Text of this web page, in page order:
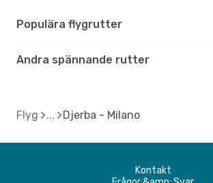
Populära flygrutter
Andra spännande rutter
Flyg Djerba - Milano
Kontakt